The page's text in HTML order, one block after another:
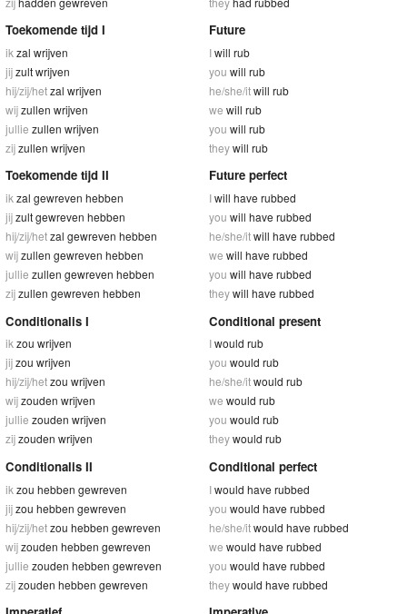
Toekomende tijd I
ik zal wrijven
jijzult wrijven
hij/zij/hetzal wrijven
wijzullen wrijven
jullie zullen wrijven
zijzullen wrijven
Future
Iwill rub
you will rub
he/she/itwill rub
we will rub
you will rub
theywill rub
Toekomende tijd II
ik zal gewreven hebben
jijzult gewreven hebben
hij/zij/hetzal gewreven hebben
wijzullen gewreven hebben
jullie zullen gewreven hebben
zijzullen gewreven hebben
Future perfect
Iwill have rubbed
you will have rubbed
he/she/itwill have rubbed
we will have rubbed
you will have rubbed
theywill have rubbed
Conditionalis I
ik zou wrijven
jijzou wrijven
hij/zij/hetzou wrijven
wijzouden wrijven
jullie zouden wrijven
zijzouden wrijven
Conditional present
Iwould rub
you would rub
he/she/itwould rub
we would rub
you would rub
theywould rub
Conditionalis II
ik zou hebben gewreven
jijzou hebben gewreven
hij/zij/hetzou hebben gewreven
wijzouden hebben gewreven
jullie zouden hebben gewreven
zijzouden hebben gewreven
Conditional perfect
Iwould have rubbed
you would have rubbed
he/she/itwould have rubbed
we would have rubbed
you would have rubbed
theywould have rubbed